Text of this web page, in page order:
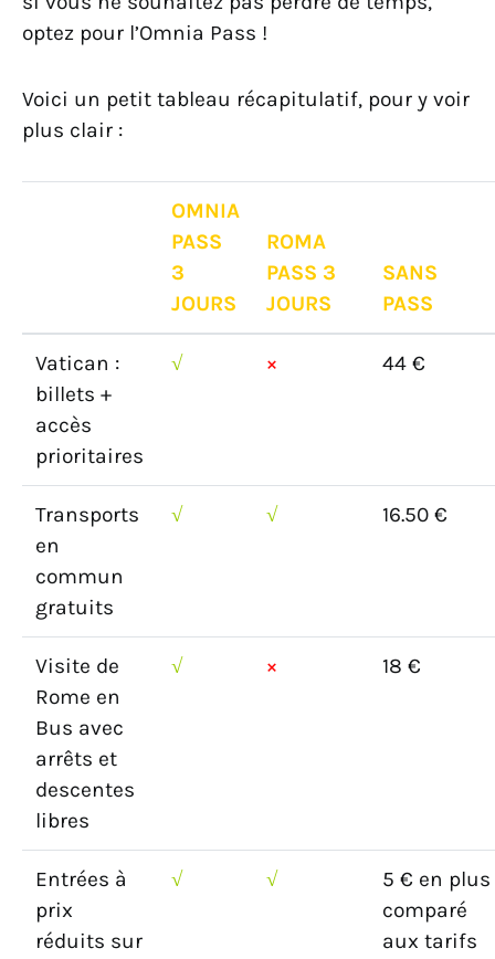
optez pour l’Omnia Pass !
Voici un petit tableau récapitulatif, pour y voir
plus clair :
OMNIA
PASS
3
JOURS
ROMA
PASS 3
JOURS
SANS
PASS
Vatican :
billets +
accès
prioritaires
√ × 44 €
Transports
en
commun
gratuits
√ √ 16.50 €
Visite de
Rome en
Bus avec
arrêts et
descentes
libres
√ × 18 €
Entrées à
prix
réduits sur
√ √
5 € en plus
comparé
aux tarifs